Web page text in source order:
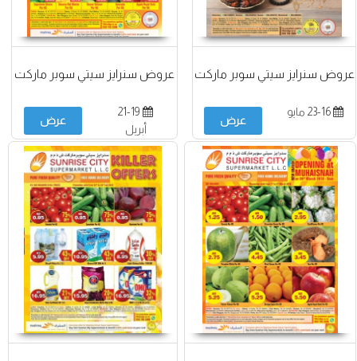
عروض سنرايز سيتي سوبر ماركت
23-16 مايو
عرض
عروض سنرايز سيتي سوبر ماركت
21-19
أبريل
عرض